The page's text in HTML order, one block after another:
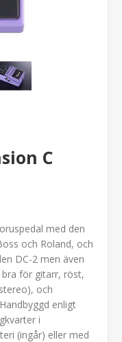
C
med den
och Roland, och
DC-2 men även
bra för gitarr, röst,
och
enligt
i
(ingår) eller med